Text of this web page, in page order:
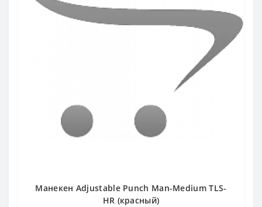
Манекен Adjustable Punch Man-Medium TLS-
HR (красный)